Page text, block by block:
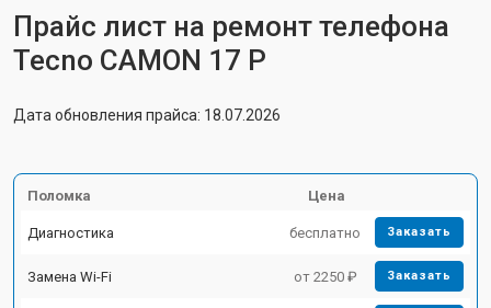
Прайс лист на ремонт телефона
Tecno CAMON 17 P
Дата обновления прайса: 18.07.2026
Поломка Цена
Диагностика бесплатно Заказать
Замена Wi-Fi от 2250 ₽ Заказать